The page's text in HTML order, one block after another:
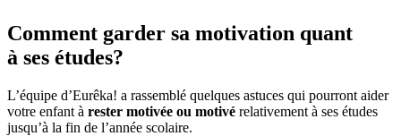
Comment garder sa motivation quant
à ses études?
L’équipe d’Eurêka! a rassemblé quelques astuces qui pourront aider
votre enfant à rester motivée ou motivé relativement à ses études
jusqu’à la fin de l’année scolaire.